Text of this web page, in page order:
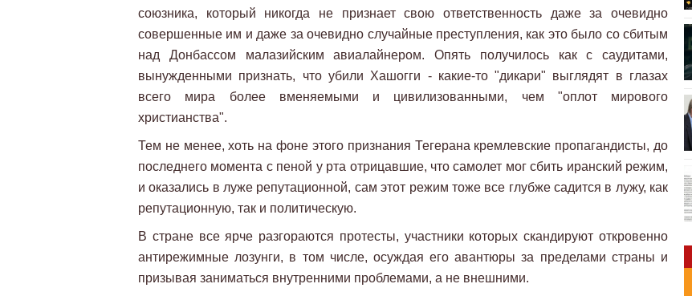
союзника, который никогда не признает свою ответственность даже за очевидно
совершенные им и даже за очевидно случайные преступления, как это было со сбитым
над Донбассом малазийским авиалайнером. Опять получилось как с саудитами,
вынужденными признать, что убили Хашогги - какие-то "дикари" выглядят в глазах
всего мира более вменяемыми и цивилизованными, чем "оплот мирового
христианства".
Тем не менее, хоть на фоне этого признания Тегерана кремлевские пропагандисты, до
последнего момента с пеной у рта отрицавшие, что самолет мог сбить иранский режим,
и оказались в луже репутационной, сам этот режим тоже все глубже садится в лужу, как
репутационную, так и политическую.
В стране все ярче разгораются протесты, участники которых скандируют откровенно
антирежимные лозунги, в том числе, осуждая его авантюры за пределами страны и
призывая заниматься внутренними проблемами, а не внешними.